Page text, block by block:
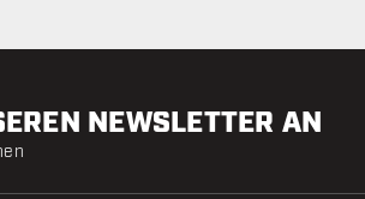
NEWSLETTER AN